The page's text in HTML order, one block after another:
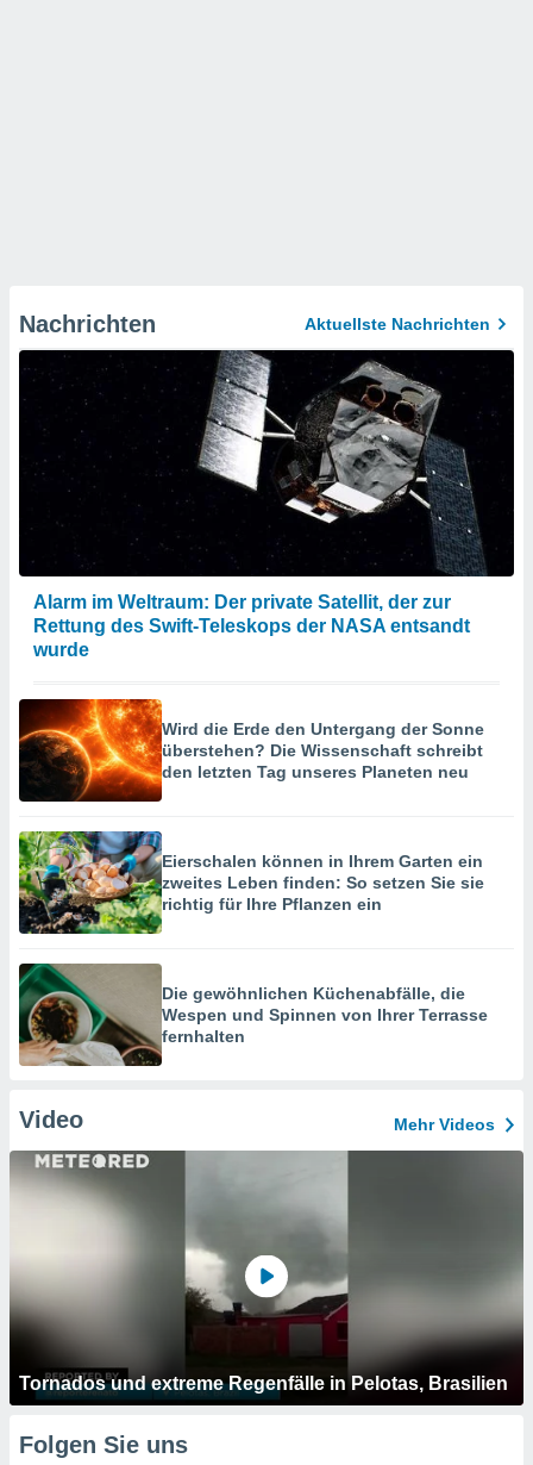
Nachrichten Aktuellste Nachrichten
Alarm im Weltraum: Der private Satellit, der zur
Rettung des Swift-Teleskops der NASA entsandt
wurde
Wird die Erde den Untergang der Sonne
überstehen? Die Wissenschaft schreibt
den letzten Tag unseres Planeten neu
Eierschalen können in Ihrem Garten ein
zweites Leben finden: So setzen Sie sie
richtig für Ihre Pflanzen ein
Die gewöhnlichen Küchenabfälle, die
Wespen und Spinnen von Ihrer Terrasse
fernhalten
Video Mehr Videos
Tornados und extreme Regenfälle in Pelotas, Brasilien
Folgen Sie uns